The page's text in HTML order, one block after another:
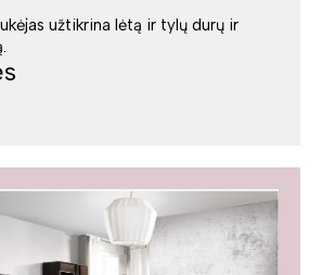
užtikrina lėtą ir tylų durų ir